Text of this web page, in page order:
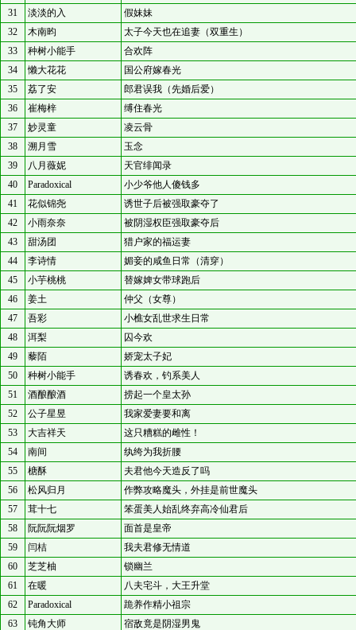
31
淡淡的入
假妹妹
32
木南昀
太子今天也在追妻（双重生）
33
种树小能手
合欢阵
34
懒大花花
国公府嫁春光
35
荔了安
郎君误我（先婚后爱）
36
崔梅梓
缚住春光
37
妙灵童
凌云骨
38
溯月雪
玉念
39
八月薇妮
天官绯闻录
40
Paradoxical
小少爷他人傻钱多
41
花似锦尧
诱世子后被强取豪夺了
42
小雨奈奈
被阴湿权臣强取豪夺后
43
甜汤团
猎户家的福运妻
44
李诗情
媚妾的咸鱼日常（清穿）
45
小芋桃桃
替嫁婢女带球跑后
46
姜土
仲父（女尊）
47
吾彩
小樵女乱世求生日常
48
洱梨
囚今欢
49
藜陌
娇宠太子妃
50
种树小能手
诱春欢，钓系美人
51
酒酿酿酒
捞起一个皇太孙
52
公子星昱
我家爱妻要和离
53
大吉祥天
这只糟糕的雌性！
54
南间
纨绔为我折腰
55
榶酥
夫君他今天造反了吗
56
松风归月
作弊攻略魔头，外挂是前世魔头
57
茸十七
笨蛋美人始乱终弃高冷仙君后
58
阮阮阮烟罗
面首是皇帝
59
闫桔
我夫君修无情道
60
芝芝柚
锁幽兰
61
在暖
八夫宅斗，大王升堂
62
Paradoxical
跪养作精小祖宗
63
钝角大师
宿敌竟是阴湿男鬼